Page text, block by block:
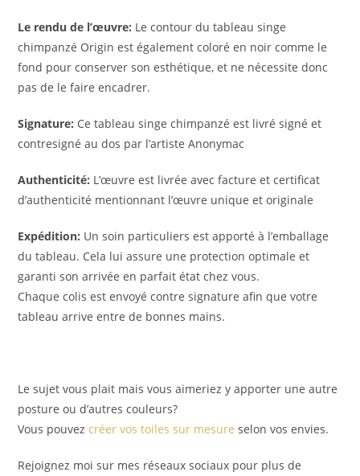
Le rendu de l’œuvre: Le contour du tableau singe
chimpanzé Origin est également coloré en noir comme le
fond pour conserver son esthétique, et ne nécessite donc
pas de le faire encadrer.
Signature: Ce tableau singe chimpanzé est livré signé et
contresigné au dos par l’artiste Anonymac
Authenticité: L’œuvre est livrée avec facture et certificat
d’authenticité mentionnant l’œuvre unique et originale
Expédition: Un soin particuliers est apporté à l’emballage
du tableau. Cela lui assure une protection optimale et
garanti son arrivée en parfait état chez vous.
Chaque colis est envoyé contre signature afin que votre
tableau arrive entre de bonnes mains.
Le sujet vous plait mais vous aimeriez y apporter une autre
posture ou d’autres couleurs?
Vous pouvez créer vos toiles sur mesure selon vos envies.
Rejoignez moi sur mes réseaux sociaux pour plus de